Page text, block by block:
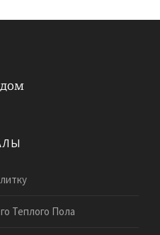
Теплого Пола